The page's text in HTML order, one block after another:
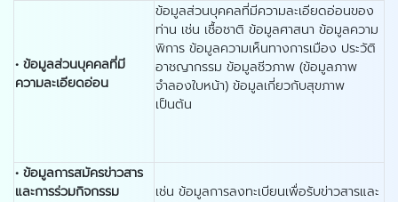
• ข้อมูลส่วนบุคคลที่มี
ความละเอียดอ่อน
ข้อมูลส่วนบุคคลที่มีความละเอียดอ่อนของ
ท่าน เช่น เชื้อชาติ ข้อมูลศาสนา ข้อมูลความ
พิการ ข้อมูลความเห็นทางการเมือง ประวัติ
อาชญากรรม ข้อมูลชีวภาพ (ข้อมูลภาพ
จำลองใบหน้า) ข้อมูลเกี่ยวกับสุขภาพ
เป็นต้น
• ข้อมูลการสมัครข่าวสาร
และการร่วมกิจกรรม
เช่น ข้อมูลการลงทะเบียนเพื่อรับข่าวสารและ